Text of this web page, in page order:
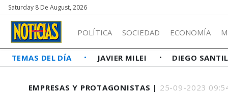
Saturday 8 De August, 2026
POLÍTICA SOCIEDAD ECONOMÍA
TEMAS DEL DÍA JAVIER MILEI DIEGO
EMPRESAS Y PROTAGONISTAS | 25-09-2023